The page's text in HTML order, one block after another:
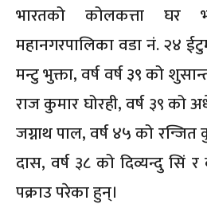
भारतको कोलकत्ता घर
महानगरपालिका वडा नं. २४
मन्टु भुक्ता, वर्ष वर्ष ३९ को
राज कुमार घोरही, वर्ष ३९ को
जग्नाथ पाल, वर्ष ४५ को रन्जित
दास, वर्ष ३८ को दिव्यन्दु सिं र
पक्राउ परेका हुन्।